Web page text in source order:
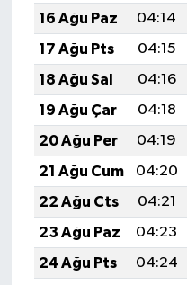
16 Ağu Paz
04:14
17 Ağu Pts
04:15
18 Ağu Sal
04:16
19 Ağu Çar
04:18
20 Ağu Per
04:19
21 Ağu Cum
04:20
22 Ağu Cts
04:21
23 Ağu Paz
04:23
24 Ağu Pts
04:24